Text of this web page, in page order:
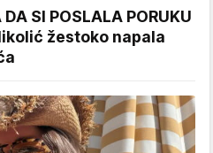
SI POSLALA PORUKU
žestoko napala